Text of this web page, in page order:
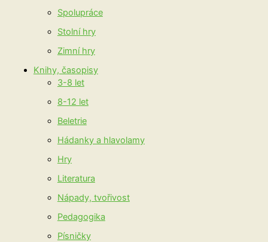
Spolupráce
Stolní hry
Zimní hry
Knihy, časopisy
3-8 let
8-12 let
Beletrie
Hádanky a hlavolamy
Hry
Literatura
Nápady, tvořivost
Pedagogika
Písničky